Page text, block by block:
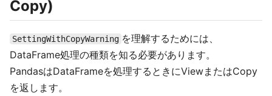
Copy)
SettingWithCopyWarning を理解するためには、
DataFrame処理の種類を知る必要があります。
PandasはDataFrameを処理するときにViewまたはCopy
を返します。